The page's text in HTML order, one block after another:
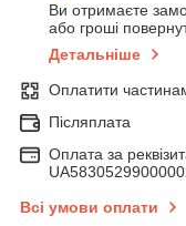
Ви отримаєте
або гроші
Детальніше
Оплатити
Післяплата
Оплата за
Всі умови оплати